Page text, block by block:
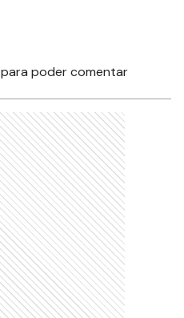
para poder comentar